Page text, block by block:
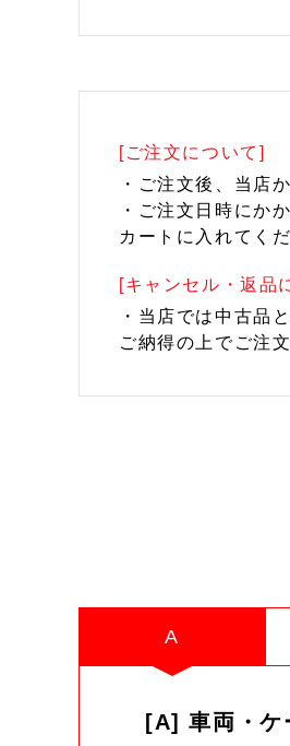
[ご注文について]
・ご注文後、当店
・ご注文日時にか
カートに入れてく
[キャンセル・返品
・当店では中古品
ご納得の上でご注
A
[A] 車両・ケ